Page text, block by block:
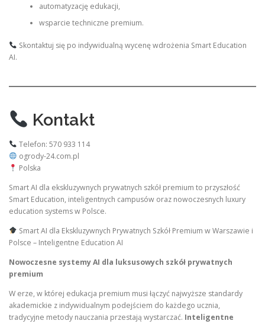
automatyzację edukacji,
wsparcie techniczne premium.
Skontaktuj się po indywidualną wycenę wdrożenia Smart Education
AI.
Kontakt
Telefon: 570 933 114
ogrody-24.com.pl
Polska
Smart AI dla ekskluzywnych prywatnych szkół premium to przyszłość
Smart Education, inteligentnych campusów oraz nowoczesnych luxury
education systems w Polsce.
Smart AI dla Ekskluzywnych Prywatnych Szkół Premium w Warszawie i
Polsce – Inteligentne Education AI
Nowoczesne systemy AI dla luksusowych szkół prywatnych
premium
W erze, w której edukacja premium musi łączyć najwyższe standardy
akademickie z indywidualnym podejściem do każdego ucznia,
tradycyjne metody nauczania przestają wystarczać. Inteligentne